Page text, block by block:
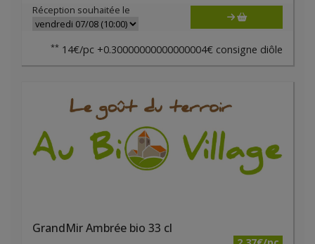
Réception souhaitée le
** 14€/pc +0.30000000000000004€ consigne diôle
GrandMir Ambrée bio 33 cl